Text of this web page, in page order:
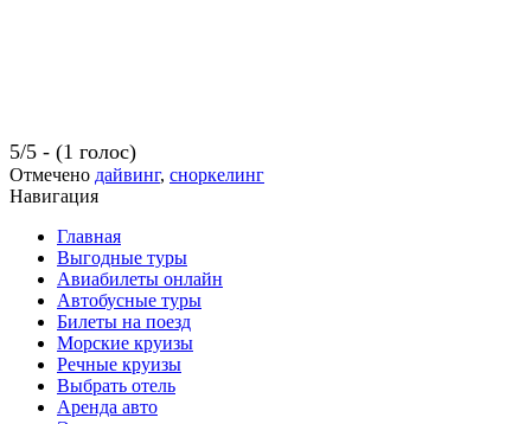
5/5 - (1 голос)
Отмечено дайвинг, сноркелинг
Навигация
Главная
Выгодные туры
Авиабилеты онлайн
Автобусные туры
Билеты на поезд
Морские круизы
Речные круизы
Выбрать отель
Аренда авто